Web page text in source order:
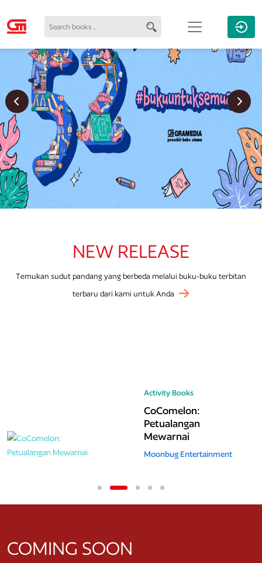
Previous Next
NEW RELEASE
Temukan sudut pandang yang berbeda melalui buku-buku terbitan
terbaru dari kami untuk Anda
Activity Books
CoComelon:
Petualangan
Mewarnai
Moonbug Entertainment
COMING SOON